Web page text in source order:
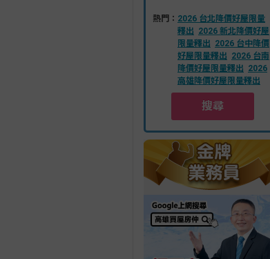
熱門： 2026 台北降價好屋限量
釋出 2026 新北降價好屋
限量釋出 2026 台中降價
好屋限量釋出 2026 台南
降價好屋限量釋出 2026
高雄降價好屋限量釋出
搜尋